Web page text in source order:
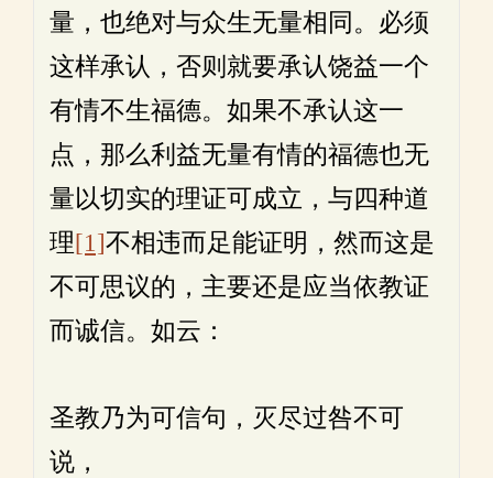
量，也绝对与众生无量相同。必须
这样承认，否则就要承认饶益一个
有情不生福德。如果不承认这一
点，那么利益无量有情的福德也无
量以切实的理证可成立，与四种道
理[1]不相违而足能证明，然而这是
不可思议的，主要还是应当依教证
而诚信。如云：
圣教乃为可信句，灭尽过咎不可
说，